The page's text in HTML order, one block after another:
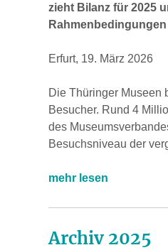
zieht Bilanz für 2025
Rahmenbedingungen
Erfurt, 19. März 2026
Die Thüringer Museen
Besucher. Rund 4
des
Besuchsniveau der
mehr lesen
Archiv 2025